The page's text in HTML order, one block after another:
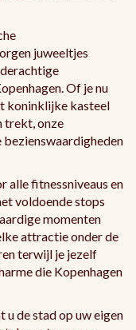
juweeltjes
Of je nu
koninklijke kasteel
trekt, onze
alle fitnessniveaus en
voldoende stops
momenten
attractie onder de
terwijl je jezelf
die Kopenhagen
de stad op uw eigen